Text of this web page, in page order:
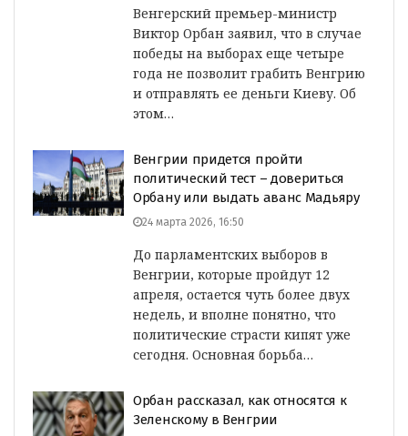
Венгерский премьер-министр
Виктор Орбан заявил, что в случае
победы на выборах еще четыре
года не позволит грабить Венгрию
и отправлять ее деньги Киеву. Об
этом…
Венгрии придется пройти
политический тест – довериться
Орбану или выдать аванс Мадьяру
24 марта 2026, 16:50
До парламентских выборов в
Венгрии, которые пройдут 12
апреля, остается чуть более двух
недель, и вполне понятно, что
политические страсти кипят уже
сегодня. Основная борьба…
Орбан рассказал, как относятся к
Зеленскому в Венгрии